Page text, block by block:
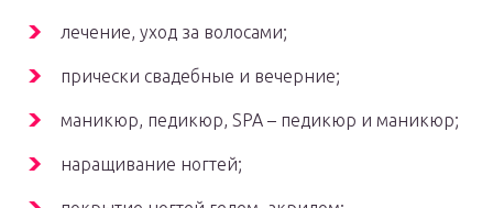
лечение, уход за волосами;
прически свадебные и вечерние;
маникюр, педикюр, SPA – педикюр и маникюр;
наращивание ногтей;